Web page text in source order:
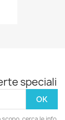
speciali